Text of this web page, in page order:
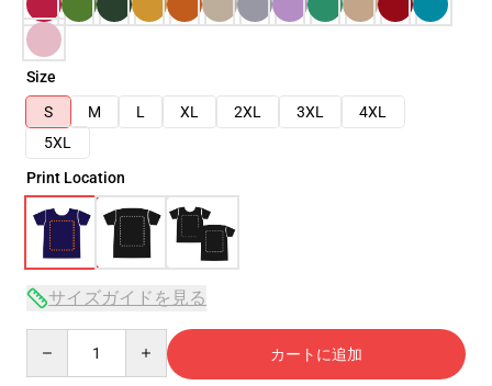
Size
S
M L XL 2XL 3XL
4XL
5XL
Print Location
サイズガイドを見る
カートに追加